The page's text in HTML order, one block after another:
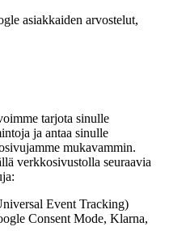
asiakkaiden arvostelut,
tarjota sinulle
ja antaa sinulle
mukavammin.
verkkosivustolla seuraavia
Event Tracking)
Consent Mode, Klarna,